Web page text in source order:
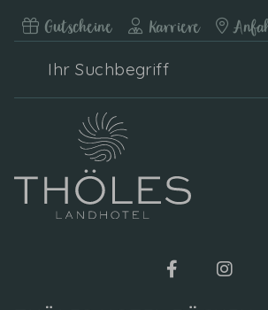
Gutscheine Karriere
Suchbegriff